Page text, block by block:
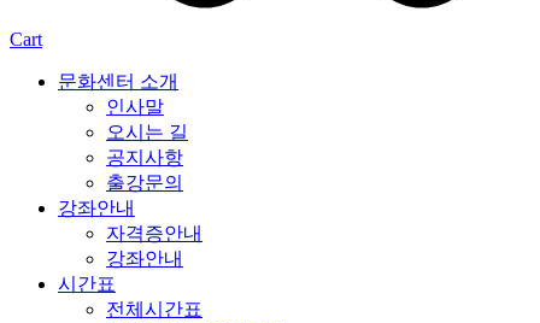
Cart
문화센터 소개
인사말
오시는 길
공지사항
출강문의
강좌안내
자격증안내
강좌안내
시간표
전체시간표